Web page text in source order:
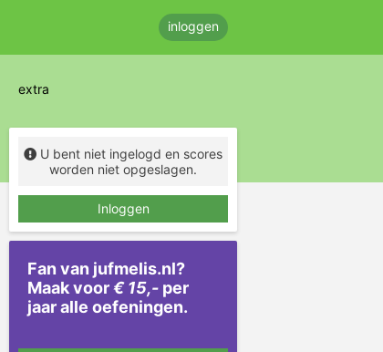
inloggen
extra
U bent niet ingelogd en scores
worden niet opgeslagen.
Inloggen
Fan van jufmelis.nl?
Maak voor€ 15,- per
jaar alle oefeningen.